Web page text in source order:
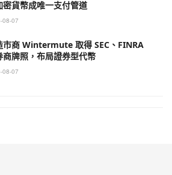
密貨幣成唯一支付管道
08-07
市商 Wintermute 取得 SEC、FINRA
商牌照，布局證券型代幣
08-07